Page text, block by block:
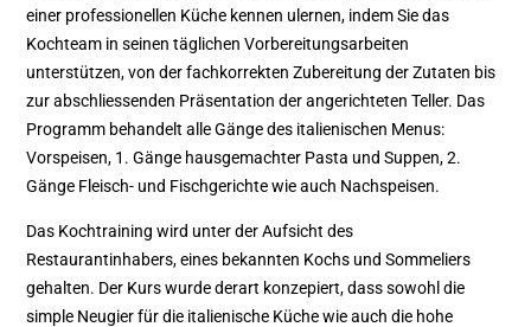
einer professionellen Küche kennen ulernen, indem Sie das
Kochteam in seinen täglichen Vorbereitungsarbeiten
unterstützen, von der fachkorrekten Zubereitung der Zutaten bis
zur abschliessenden Präsentation der angerichteten Teller. Das
Programm behandelt alle Gänge des italienischen Menus:
Vorspeisen, 1. Gänge hausgemachter Pasta und Suppen, 2.
Gänge Fleisch- und Fischgerichte wie auch Nachspeisen.
Das Kochtraining wird unter der Aufsicht des
Restaurantinhabers, eines bekannten Kochs und Sommeliers
gehalten. Der Kurs wurde derart konzepiert, dass sowohl die
simple Neugier für die italienische Küche wie auch die hohe